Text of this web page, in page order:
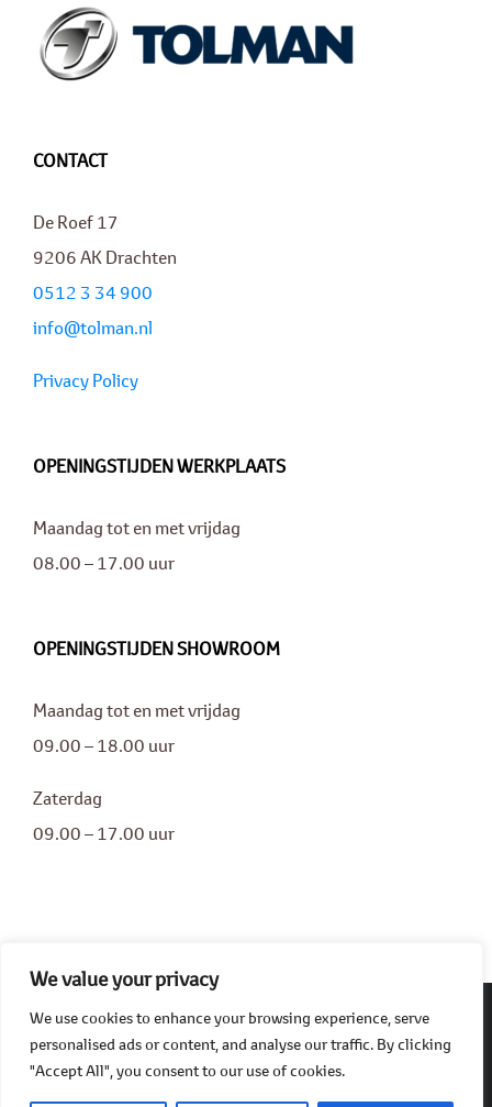
We value your privacy
We use cookies to enhance your browsing experience, serve
personalised ads or content, and analyse our traffic. By clicking
"Accept All", you consent to our use of cookies.
CONTACT
De Roef 17
9206 AK Drachten
0512 3 34 900
info@tolman.nl
Privacy Policy
OPENINGSTIJDEN WERKPLAATS
Maandag tot en met vrijdag
08.00 – 17.00 uur
OPENINGSTIJDEN SHOWROOM
Maandag tot en met vrijdag
09.00 – 18.00 uur
Zaterdag
09.00 – 17.00 uur
© Copyright 2025 | All Rights Reserved | Powered by GW Management
Facebook